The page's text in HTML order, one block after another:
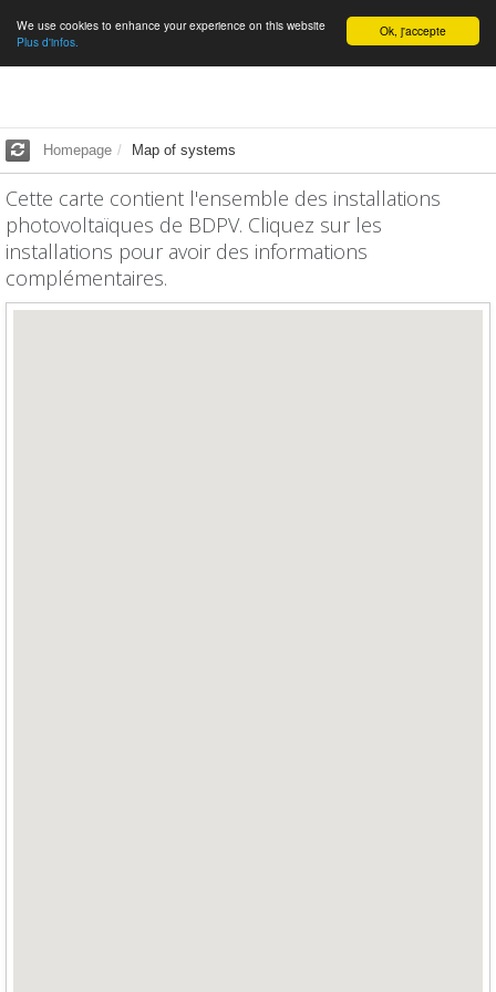
English Ok, j'accepte
We use cookies to enhance your experience on this website
Plus d'infos.
Homepage Map of systems
Cette carte contient l'ensemble des installations
photovoltaïques de BDPV. Cliquez sur les
installations pour avoir des informations
complémentaires.